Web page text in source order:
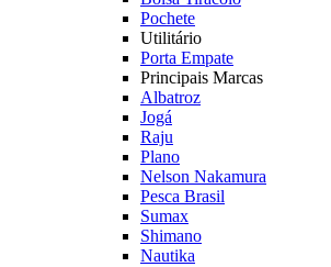
Pochete
Utilitário
Porta Empate
Principais Marcas
Albatroz
Jogá
Raju
Plano
Nelson Nakamura
Pesca Brasil
Sumax
Shimano
Nautika